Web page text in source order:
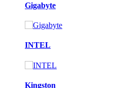
Gigabyte
INTEL
Kingston